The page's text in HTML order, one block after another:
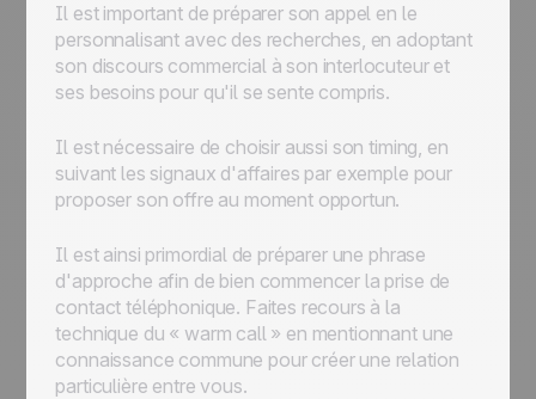
Il est important de préparer son appel en le
personnalisant avec des recherches, en adoptant
son discours commercial à son interlocuteur et
ses besoins pour qu'il se sente compris.
Il est nécessaire de choisir aussi son timing, en
suivant les signaux d'affaires par exemple pour
proposer son offre au moment opportun.
Il est ainsi primordial de préparer une phrase
d'approche afin de bien commencer la prise de
contact téléphonique. Faites recours à la
technique du « warm call » en mentionnant une
connaissance commune pour créer une relation
particulière entre vous.